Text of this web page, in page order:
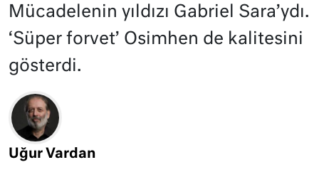
Mücadelenin yıldızı Gabriel Sara’ydı.
‘Süper forvet’ Osimhen de kalitesini
gösterdi.
Uğur Vardan